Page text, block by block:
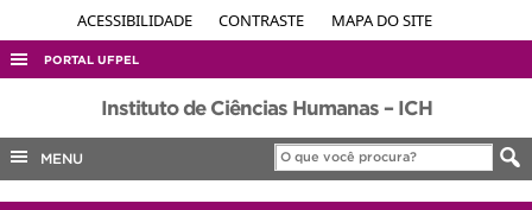
ACESSIBILIDADE CONTRASTE MAPA DO SITE
PORTAL UFPEL
ACESSO À INFORMAÇÃO
AUDITORIA
COBALTO
Instituto de Ciências Humanas – ICH
MENU